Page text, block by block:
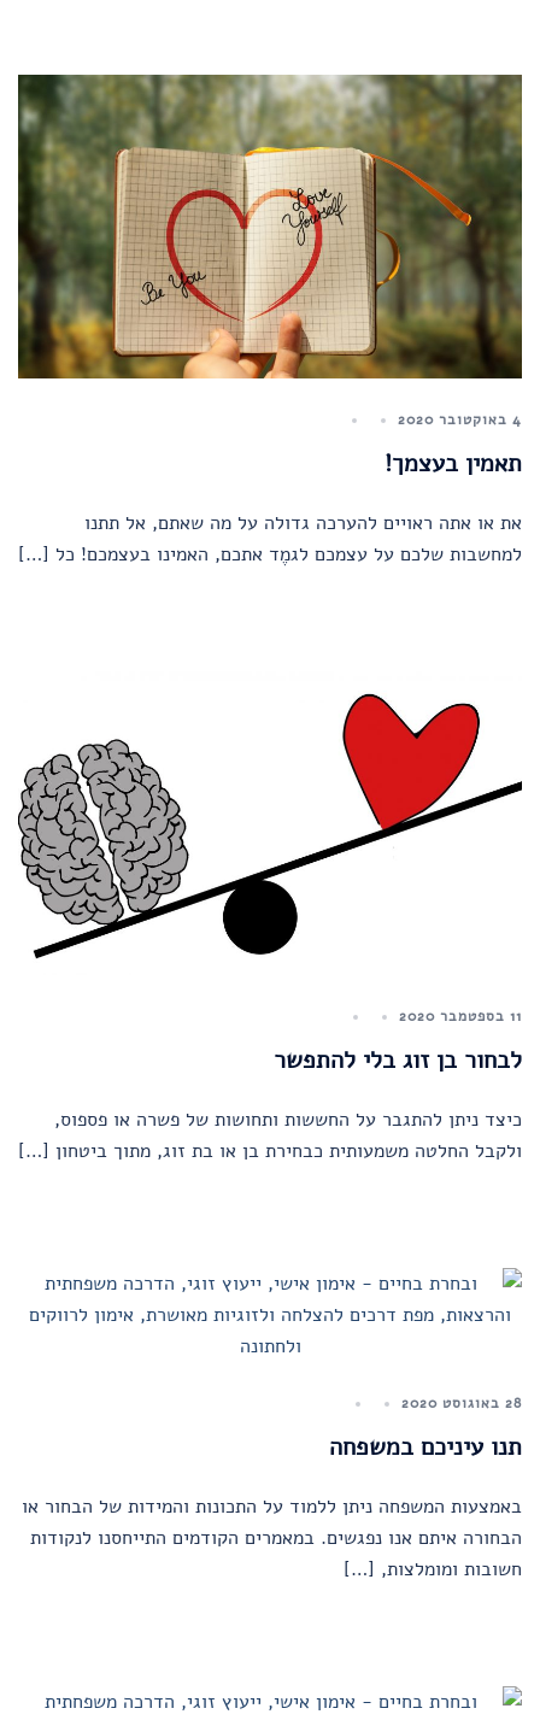
4 באוקטובר 2020
תאמין בעצמך!
את או אתה ראויים להערכה גדולה על מה שאתם, אל תתנו
למחשבות שלכם על עצמכם לגמֶד אתכם, האמינו בעצמכם! כל […]
11 בספטמבר 2020
לבחור בן זוג בלי להתפשר
כיצד ניתן להתגבר על החששות ותחושות של פשרה או פספוס,
ולקבל החלטה משמעותית כבחירת בן או בת זוג, מתוך ביטחון […]
28 באוגוסט 2020
תנו עיניכם במשפחה
באמצעות המשפחה ניתן ללמוד על התכונות והמידות של הבחור או
הבחורה איתם אנו נפגשים. במאמרים הקודמים התייחסנו לנקודות
חשובות ומומלצות, […]